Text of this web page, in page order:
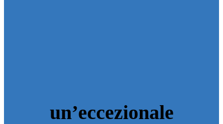
un’eccezionale